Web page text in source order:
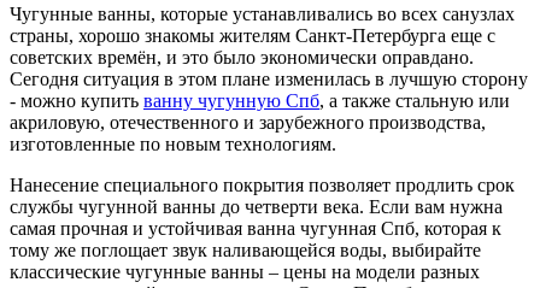
Чугунные ванны, которые устанавливались во всех санузлах
страны, хорошо знакомы жителям Санкт-Петербурга еще с
советских времён, и это было экономически оправдано.
Сегодня ситуация в этом плане изменилась в лучшую сторону
- можно купить ванну чугунную Спб, а также стальную или
акриловую, отечественного и зарубежного производства,
изготовленные по новым технологиям.
Нанесение специального покрытия позволяет продлить срок
службы чугунной ванны до четверти века. Если вам нужна
самая прочная и устойчивая ванна чугунная Спб, которая к
тому же поглощает звук наливающейся воды, выбирайте
классические чугунные ванны – цены на модели разных